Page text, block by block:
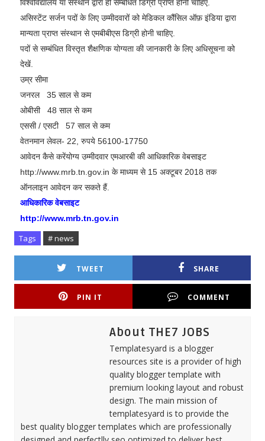
विश्वविद्यालय या संस्थान द्वारा हीं सम्बंधित डिग्री प्राप्त होनी चाहिए.
असिस्टेंट सर्जन पदों के लिए उम्मीदवारों को मेडिकल कौंसिल ऑफ़ इंडिया द्वारा
मान्यता प्राप्त संस्थान से एमबीबीएस डिग्री होनी चाहिए.
पदों से सम्बंधित विस्तृत शैक्षणिक योग्यता की जानकारी के लिए अधिसूचना को
देखें.
उम्र सीमा
जनरल 35 साल से कम
ओबीसी 48 साल से कम
एससी / एसटी 57 साल से कम
वेतनमान लेवल- 22, रुपये 56100-17750
आवेदन कैसे करेंयोग्य उम्मीदवार एमआरबी की आधिकारिक वेबसाइट
http://www.mrb.tn.gov.in के माध्यम से 15 अक्टूबर 2018 तक
ऑनलाइन आवेदन कर सकते हैं.
आधिकारिक वेबसाइट
http://www.mrb.tn.gov.in
Tags # news
TWEET SHARE
PIN IT COMMENT
About THE7 JOBS
Templatesyard is a blogger
resources site is a provider of high
quality blogger template with
premium looking layout and robust
design. The main mission of
templatesyard is to provide the
best quality blogger templates which are professionally